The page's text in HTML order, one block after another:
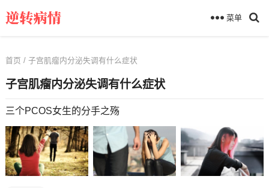
菜单
首页 / 子宫肌瘤内分泌失调有什么症状
子宫肌瘤内分泌失调有什么症状
三个PCOS女生的分手之殇